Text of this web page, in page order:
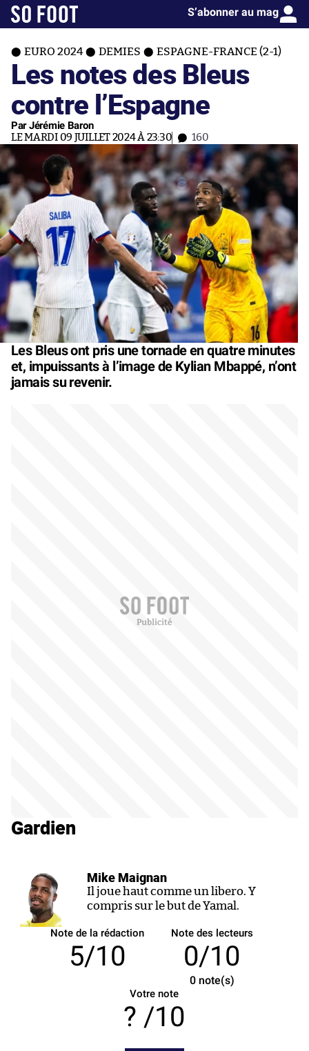
S’abonner au mag
EURO 2024 DEMIES ESPAGNE-FRANCE (2-1)
Les notes des Bleus
contre l’Espagne
Par Jérémie Baron
LE MARDI 09 JUILLET 2024 À 23:30 160
Les Bleus ont pris une tornade en quatre minutes
et, impuissants à l’image de Kylian Mbappé, n’ont
jamais su revenir.
Gardien
Mike Maignan
Il joue haut comme un libero. Y
compris sur le but de Yamal.
Note de la rédaction
5/10
Note des lecteurs
0/10
0note(s)
Votre note
/10